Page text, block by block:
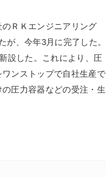
ＲＫエンジニアリング
が、今年3月に完了した。
設した。これにより、圧
ンストップで自社生産で
圧力容器などの受注・生